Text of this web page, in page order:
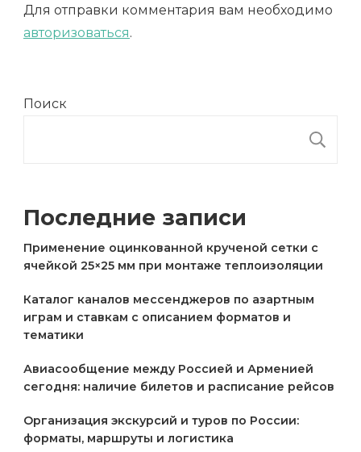
Для отправки комментария вам необходимо
авторизоваться.
Поиск
Последние записи
Применение оцинкованной крученой сетки с
ячейкой 25×25 мм при монтаже теплоизоляции
Каталог каналов мессенджеров по азартным
играм и ставкам с описанием форматов и
тематики
Авиасообщение между Россией и Арменией
сегодня: наличие билетов и расписание рейсов
Организация экскурсий и туров по России:
форматы, маршруты и логистика